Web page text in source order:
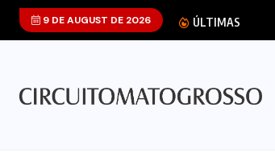
9 DE AUGUST DE 2026 ÚLTIMAS